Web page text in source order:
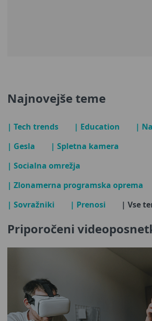
Najnovejše teme
| Tech trends | Education
|
| Gesla
| Spletna kamera
| Socialna omrežja
| Zlonamerna programska oprema
| Sovražniki
| Prenosi | Vse
Priporočeni